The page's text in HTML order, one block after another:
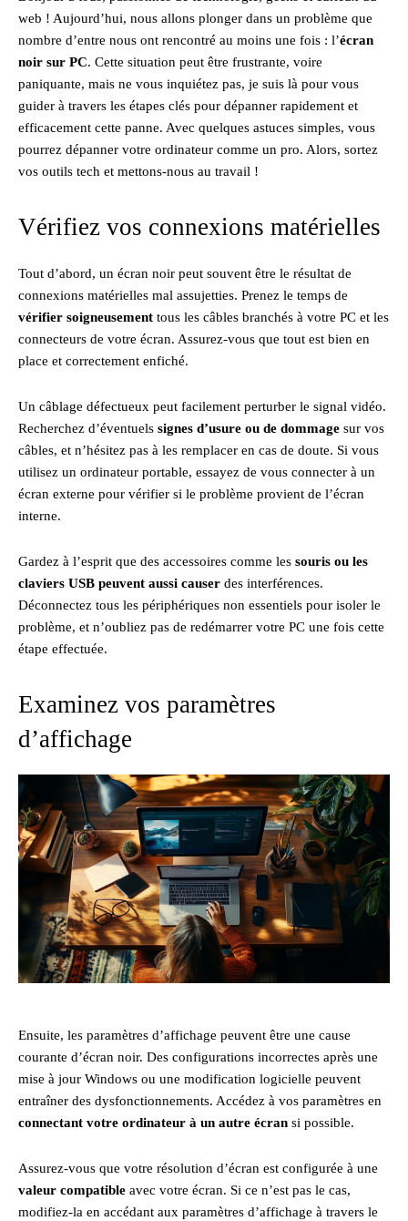
web ! Aujourd’hui, nous allons plonger dans un problème que
nombre d’entre nous ont rencontré au moins une fois : l’écran
noir sur PC. Cette situation peut être frustrante, voire
paniquante, mais ne vous inquiétez pas, je suis là pour vous
guider à travers les étapes clés pour dépanner rapidement et
efficacement cette panne. Avec quelques astuces simples, vous
pourrez dépanner votre ordinateur comme un pro. Alors, sortez
vos outils tech et mettons-nous au travail !
Vérifiez vos connexions matérielles
Tout d’abord, un écran noir peut souvent être le résultat de
connexions matérielles mal assujetties. Prenez le temps de
vérifier soigneusement tous les câbles branchés à votre PC et les
connecteurs de votre écran. Assurez-vous que tout est bien en
place et correctement enfiché.
Un câblage défectueux peut facilement perturber le signal vidéo.
Recherchez d’éventuels signes d’usure ou de dommage sur vos
câbles, et n’hésitez pas à les remplacer en cas de doute. Si vous
utilisez un ordinateur portable, essayez de vous connecter à un
écran externe pour vérifier si le problème provient de l’écran
interne.
Gardez à l’esprit que des accessoires comme les souris ou les
claviers USB peuvent aussi causer des interférences.
Déconnectez tous les périphériques non essentiels pour isoler le
problème, et n’oubliez pas de redémarrer votre PC une fois cette
étape effectuée.
Examinez vos paramètres
d’affichage
Ensuite, les paramètres d’affichage peuvent être une cause
courante d’écran noir. Des configurations incorrectes après une
mise à jour Windows ou une modification logicielle peuvent
entraîner des dysfonctionnements. Accédez à vos paramètres en
connectant votre ordinateur à un autre écran si possible.
Assurez-vous que votre résolution d’écran est configurée à une
valeur compatible avec votre écran. Si ce n’est pas le cas,
modifiez-la en accédant aux paramètres d’affichage à travers le